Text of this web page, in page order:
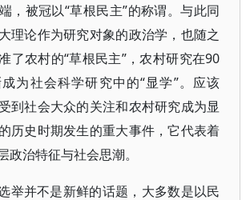
，被冠以“草根民主”的称谓。与此同
理论作为研究对象的政治学，也随之
了农村的“草根民主”，农村研究在90
为社会科学研究中的“显学”。应该
到社会大众的关注和农村研究成为显
历史时期发生的重大事件，它代表着
政治特征与社会思潮。
举并不是新鲜的话题，大多数是以民